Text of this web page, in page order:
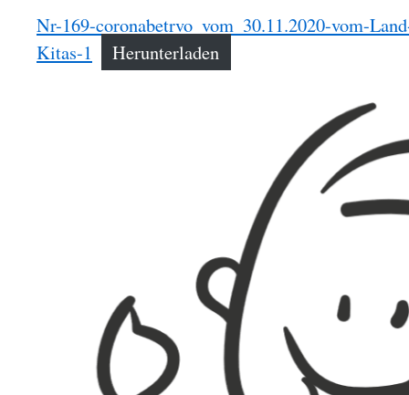
Nr-169-coronabetrvo_vom_30.11.2020-vom-
Kitas-1
Herunterladen